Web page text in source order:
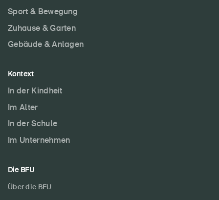
Sport & Bewegung
Zuhause & Garten
Gebäude & Anlagen
Kontext
In der Kindheit
Im Alter
In der Schule
Im Unternehmen
Die BFU
Über die BFU